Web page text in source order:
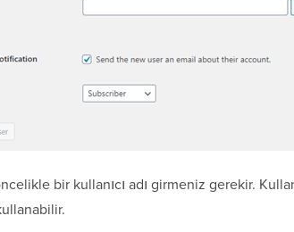
bir kullanıcı adı girmeniz gerekir.